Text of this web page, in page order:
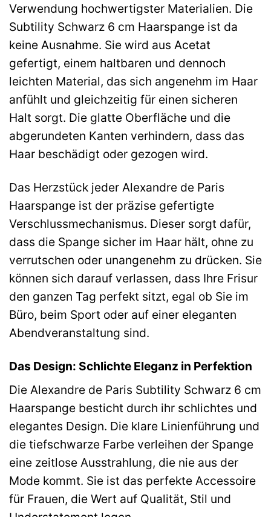
Verwendung hochwertigster Materialien. Die
Subtility Schwarz 6 cm Haarspange ist da
keine Ausnahme. Sie wird aus Acetat
gefertigt, einem haltbaren und dennoch
leichten Material, das sich angenehm im Haar
anfühlt und gleichzeitig für einen sicheren
Halt sorgt. Die glatte Oberfläche und die
abgerundeten Kanten verhindern, dass das
Haar beschädigt oder gezogen wird.
Das Herzstück jeder Alexandre de Paris
Haarspange ist der präzise gefertigte
Verschlussmechanismus. Dieser sorgt dafür,
dass die Spange sicher im Haar hält, ohne zu
verrutschen oder unangenehm zu drücken. Sie
können sich darauf verlassen, dass Ihre Frisur
den ganzen Tag perfekt sitzt, egal ob Sie im
Büro, beim Sport oder auf einer eleganten
Abendveranstaltung sind.
Das Design: Schlichte Eleganz in Perfektion
Die Alexandre de Paris Subtility Schwarz 6 cm
Haarspange besticht durch ihr schlichtes und
elegantes Design. Die klare Linienführung und
die tiefschwarze Farbe verleihen der Spange
eine zeitlose Ausstrahlung, die nie aus der
Mode kommt. Sie ist das perfekte Accessoire
für Frauen, die Wert auf Qualität, Stil und